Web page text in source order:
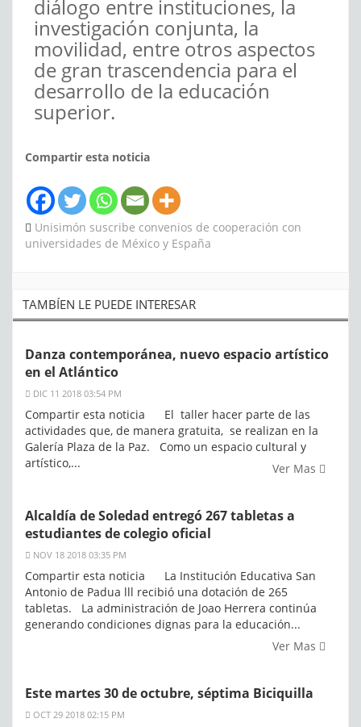
diálogo entre instituciones, la
investigación conjunta, la
movilidad, entre otros aspectos
de gran trascendencia para el
desarrollo de la educación
superior.
Compartir esta noticia
Unisimón suscribe convenios de cooperación con
universidades de México y España
TAMBÍEN LE PUEDE INTERESAR
Danza contemporánea, nuevo espacio artístico
en el Atlántico
DIC 11 2018 03:54 PM
Compartir esta noticia El taller hacer parte de las
actividades que, de manera gratuita, se realizan en la
Galería Plaza de la Paz. Como un espacio cultural y
artístico,...
Ver Mas
Alcaldía de Soledad entregó 267 tabletas a
estudiantes de colegio oficial
NOV 18 2018 03:35 PM
Compartir esta noticia La Institución Educativa San
Antonio de Padua lll recibió una dotación de 265
tabletas. La administración de Joao Herrera continúa
generando condiciones dignas para la educación...
Ver Mas
Este martes 30 de octubre, séptima Biciquilla
OCT 29 2018 02:15 PM